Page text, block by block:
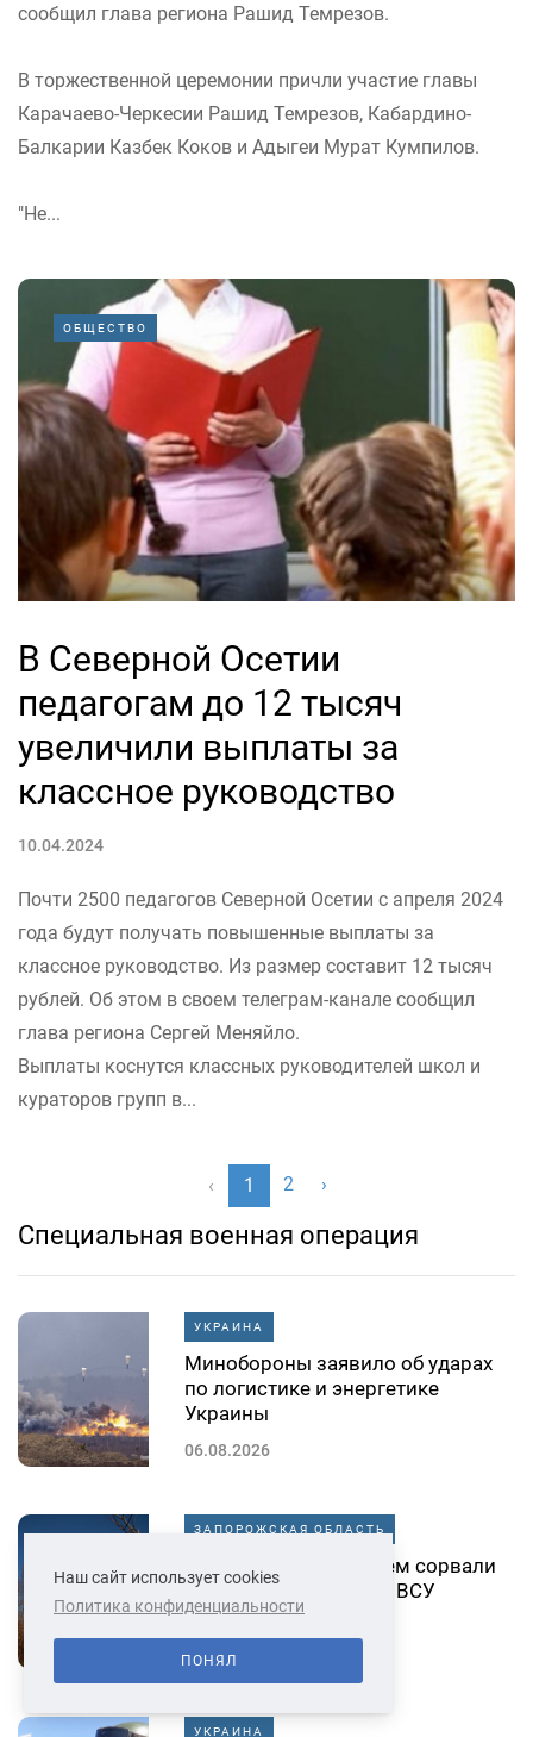
сообщил глава региона Рашид Темрезов.
В торжественной церемонии причли участие главы
Карачаево-Черкесии Рашид Темрезов, Кабардино-
Балкарии Казбек Коков и Адыгеи Мурат Кумпилов.
"Не...
ОБЩЕСТВО
В Северной Осетии
педагогам до 12 тысяч
увеличили выплаты за
классное руководство
10.04.2024
Почти 2500 педагогов Северной Осетии с апреля 2024
года будут получать повышенные выплаты за
классное руководство. Из размер составит 12 тысяч
рублей. Об этом в своем телеграм-канале сообщил
глава региона Сергей Меняйло.
Выплаты коснутся классных руководителей школ и
кураторов групп в...
‹ 1 2 ›
Специальная военная операция
УКРАИНА
Минобороны заявило об ударах
по логистике и энергетике
Украины
06.08.2026
ЗАПОРОЖСКАЯ ОБЛАСТЬ
ВС РФ под Запорожьем сорвали
переброску резервов ВСУ
УКРАИНА
Наш сайт использует cookies
Политика конфиденциальности
ПОНЯЛ